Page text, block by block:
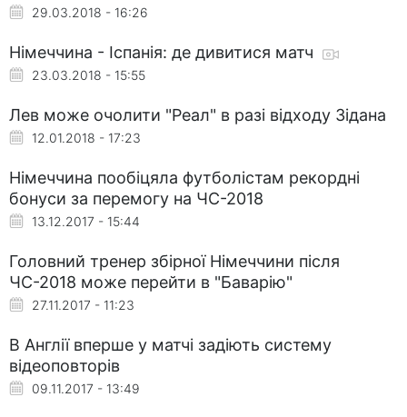
29.03.2018 - 16:26
Німеччина - Іспанія: де дивитися матч
23.03.2018 - 15:55
Лев може очолити "Реал" в разі відходу Зідана
12.01.2018 - 17:23
Німеччина пообіцяла футболістам рекордні
бонуси за перемогу на ЧС-2018
13.12.2017 - 15:44
Головний тренер збірної Німеччини після
ЧС-2018 може перейти в "Баварію"
27.11.2017 - 11:23
В Англії вперше у матчі задіють систему
відеоповторів
09.11.2017 - 13:49